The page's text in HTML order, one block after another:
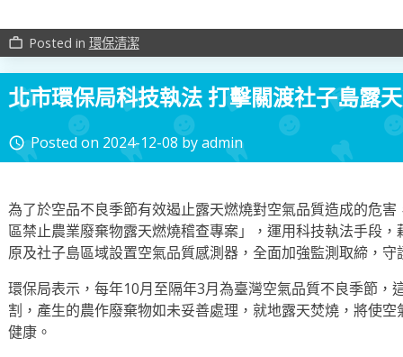
work_outline Posted in 環保清潔
北市環保局科技執法 打擊關渡社子島露
access_time Posted on 2024-12-08 byadmin
為了於空品不良季節有效遏止露天燃燒對空氣品質造成的危
區禁止農業廢棄物露天燃燒稽查專案」，運用科技執法手段
原及社子島區域設置空氣品質感測器，全面加強監測取締，守
環保局表示，每年10月至隔年3月為臺灣空氣品質不良季節，
割，產生的農作廢棄物如未妥善處理，就地露天焚燒，將使
健康。